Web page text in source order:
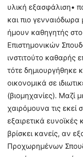
υλική εξασφάλιση•
και πιο
ήμουν καθηγητής
Επιστημονικών
ινστιτούτο καθαρής
τότε δημιουργήθηκε
οικονομικά σε
(βιομηχανίες). Μαζί
χαιρόμουνα τις εκεί
εξαιρετικά
βρίσκει κανείς, αν
Προχωρημένων